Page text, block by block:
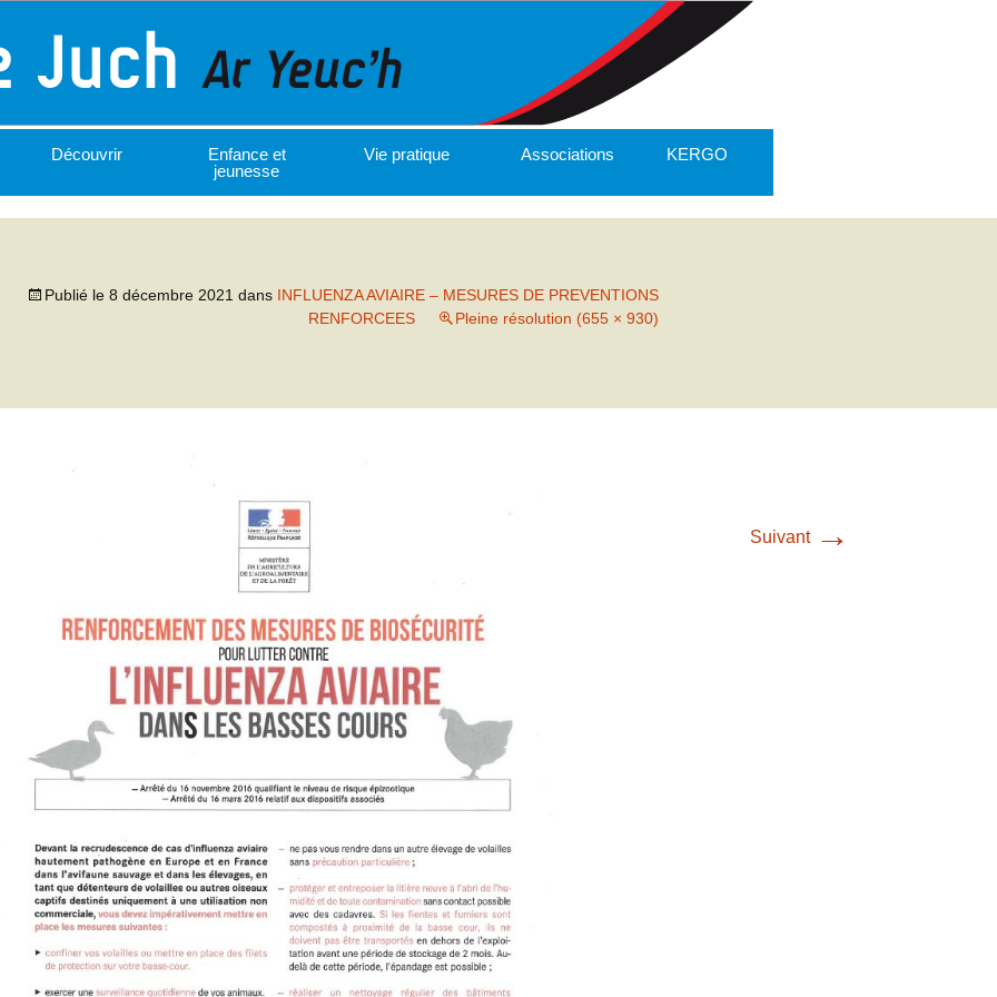
Découvrir
Enfance et
jeunesse
Vie pratique Associations KERGO
Publié le 8 décembre 2021 dans INFLUENZA AVIAIRE – MESURES DE PREVENTIONS
RENFORCEES
Pleine résolution (655 × 930)
Suivant →